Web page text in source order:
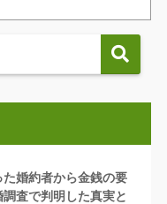
婚約者から金銭の要
査で判明した真実と